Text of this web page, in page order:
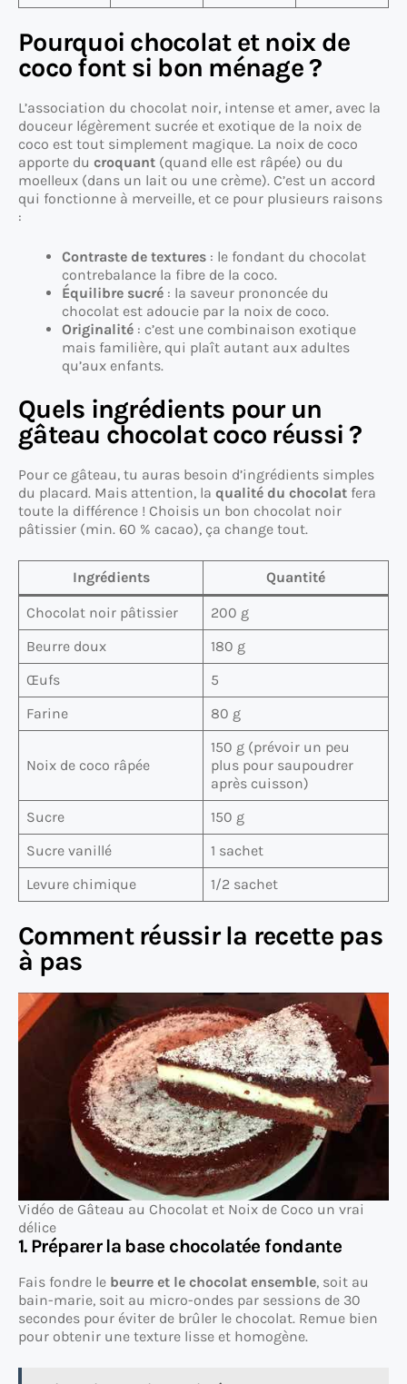
Pourquoi chocolat et noix de
coco font si bon ménage ?
L’association du chocolat noir, intense et amer, avec la
douceur légèrement sucrée et exotique de la noix de
coco est tout simplement magique. La noix de coco
apporte du croquant (quand elle est râpée) ou du
moelleux (dans un lait ou une crème). C’est un accord
qui fonctionne à merveille, et ce pour plusieurs raisons
:
Contraste de textures : le fondant du chocolat
contrebalance la fibre de la coco.
Équilibre sucré : la saveur prononcée du
chocolat est adoucie par la noix de coco.
Originalité : c’est une combinaison exotique
mais familière, qui plaît autant aux adultes
qu’aux enfants.
Quels ingrédients pour un
gâteau chocolat coco réussi ?
Pour ce gâteau, tu auras besoin d’ingrédients simples
du placard. Mais attention, la qualité du chocolat fera
toute la différence ! Choisis un bon chocolat noir
pâtissier (min. 60 % cacao), ça change tout.
Ingrédients Quantité
Chocolat noir pâtissier
200 g
Beurre doux
180 g
Œufs
5
Farine
80 g
Noix de coco râpée
150 g (prévoir un peu
plus pour saupoudrer
après cuisson)
Sucre
150 g
Sucre vanillé
1 sachet
Levure chimique
1/2 sachet
Comment réussir la recette pas
à pas
Vidéo de Gâteau au Chocolat et Noix de Coco un vrai
délice
1. Préparer la base chocolatée fondante
Fais fondre le beurre et le chocolat ensemble, soit au
bain-marie, soit au micro-ondes par sessions de 30
secondes pour éviter de brûler le chocolat. Remue bien
pour obtenir une texture lisse et homogène.